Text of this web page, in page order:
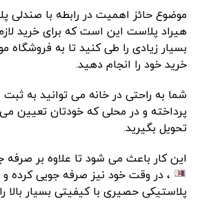
موضوع حائز اهمیت در رابطه با صندلی
هیراد پلاست این است که برای خرید
بسیار زیادی را طی کنید تا به فروشگاه
خرید خود را انجام دهید.
شما به راحتی در خانه می توانید به
پرداخته و در محلی که خودتان تعیین
تحویل بگیرید.
این کار باعث می شود تا علاوه بر صرفه
، در وقت خود نیز صرفه جویی کرده و
پلاستیکی حصیری با کیفیتی بسیار بالا